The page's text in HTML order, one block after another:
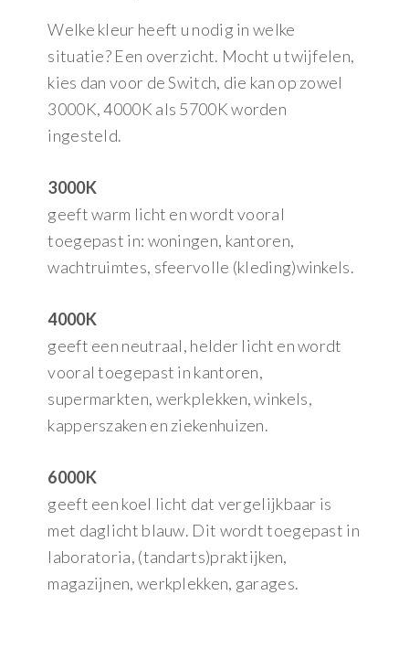
Welke kleur heeft u nodig in welke
situatie? Een overzicht. Mocht u twijfelen,
kies dan voor de Switch, die kan op zowel
3000K, 4000K als 5700K worden
ingesteld.
3000K
geeft warm licht en wordt vooral
toegepast in: woningen, kantoren,
wachtruimtes, sfeervolle (kleding)winkels.
4000K
geeft een neutraal, helder licht en wordt
vooral toegepast in kantoren,
supermarkten, werkplekken, winkels,
kapperszaken en ziekenhuizen.
6000K
geeft een koel licht dat vergelijkbaar is
met daglicht blauw. Dit wordt toegepast in
laboratoria, (tandarts)praktijken,
magazijnen, werkplekken, garages.